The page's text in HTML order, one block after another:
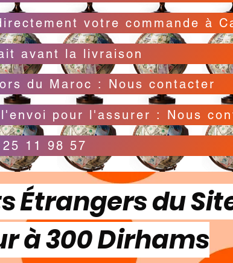
votre commande à
avant la livraison
du Maroc : Nous contacter
Possibilité de déclarer la valeur de l'envoi
11 98 57
Étrangers du
à 300 Dirhams